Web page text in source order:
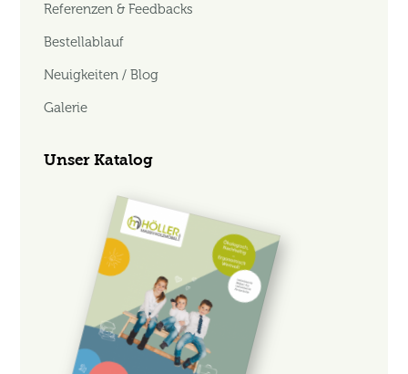
Referenzen & Feedbacks
Bestellablauf
Neuigkeiten / Blog
Galerie
Unser Katalog